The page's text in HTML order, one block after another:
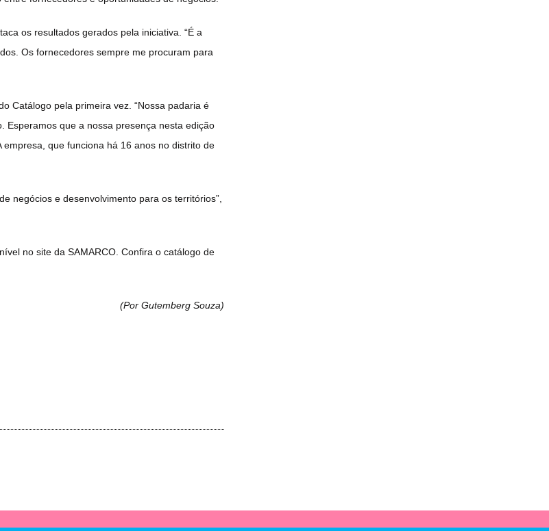
os resultados gerados pela iniciativa. “É a
Os fornecedores sempre me procuram para
Catálogo pela primeira vez. “Nossa padaria é
Esperamos que a nossa presença nesta edição
que funciona há 16 anos no distrito de
negócios e desenvolvimento para os territórios”,
no site da SAMARCO. Confira o catálogo de
(Por Gutemberg Souza)